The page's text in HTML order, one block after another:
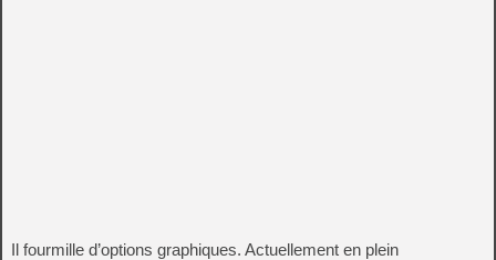
Il fourmille d’options graphiques. Actuellement en plein